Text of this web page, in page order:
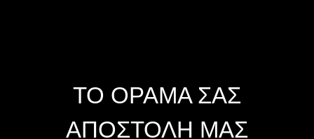
ΤΟ ΟΡΑΜΑ ΣΑΣ
ΑΠΟΣΤΟΛΗ ΜΑΣ